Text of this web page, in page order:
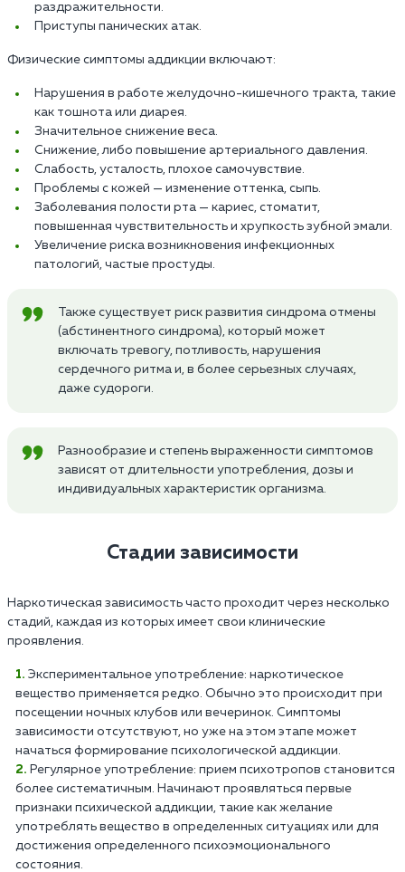
раздражительности.
Приступы панических атак.
Физические симптомы аддикции включают:
Нарушения в работе желудочно-кишечного тракта, такие
как тошнота или диарея.
Значительное снижение веса.
Снижение, либо повышение артериального давления.
Слабость, усталость, плохое самочувствие.
Проблемы с кожей — изменение оттенка, сыпь.
Заболевания полости рта — кариес, стоматит,
повышенная чувствительность и хрупкость зубной эмали.
Увеличение риска возникновения инфекционных
патологий, частые простуды.
Также существует риск развития синдрома отмены
(абстинентного синдрома), который может
включать тревогу, потливость, нарушения
сердечного ритма и, в более серьезных случаях,
даже судороги.
Разнообразие и степень выраженности симптомов
зависят от длительности употребления, дозы и
индивидуальных характеристик организма.
Стадии зависимости
Наркотическая зависимость часто проходит через несколько
стадий, каждая из которых имеет свои клинические
проявления.
Экспериментальное употребление: наркотическое
вещество применяется редко. Обычно это происходит при
посещении ночных клубов или вечеринок. Симптомы
зависимости отсутствуют, но уже на этом этапе может
начаться формирование психологической аддикции.
Регулярное употребление: прием психотропов становится
более систематичным. Начинают проявляться первые
признаки психической аддикции, такие как желание
употреблять вещество в определенных ситуациях или для
достижения определенного психоэмоционального
состояния.